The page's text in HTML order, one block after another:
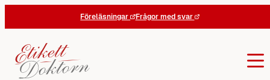
Föreläsningar Frågor med svar